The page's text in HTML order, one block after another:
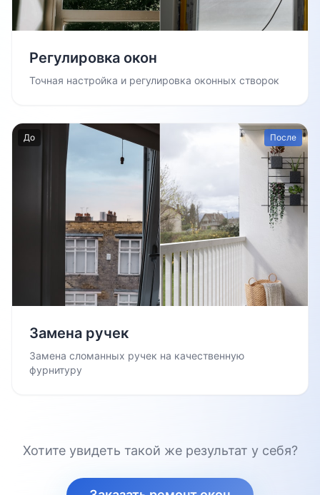
Регулировка окон
Точная настройка и регулировка оконных створок
До После
Замена ручек
Замена сломанных ручек на качественную
фурнитуру
Хотите увидеть такой же результат у себя?